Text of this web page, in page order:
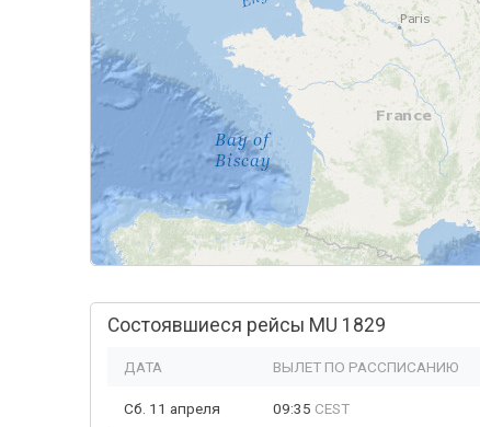
Состоявшиеся рейсы MU 1829
ДАТА ВЫЛЕТ ПО РАССПИСАНИЮ
Сб. 11 апреля 09:35 CEST